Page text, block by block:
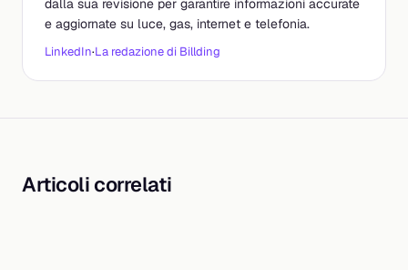
dalla sua revisione per garantire informazioni accurate
e aggiornate su luce, gas, internet e telefonia.
LinkedIn·La redazione di Billding
Articoli correlati